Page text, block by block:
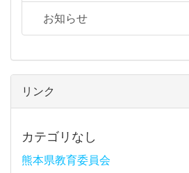
お知らせ
リンク
カテゴリなし
熊本県教育委員会